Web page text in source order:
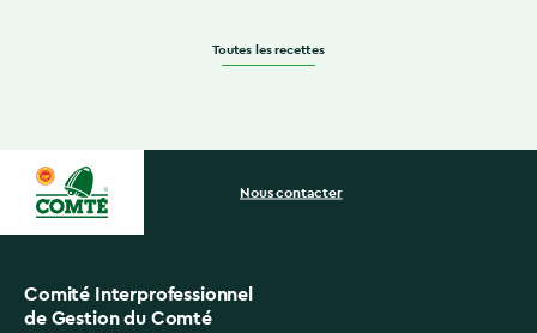
Toutes les recettes
Comité Interprofessionnel
de Gestion du Comté
Nous contacter